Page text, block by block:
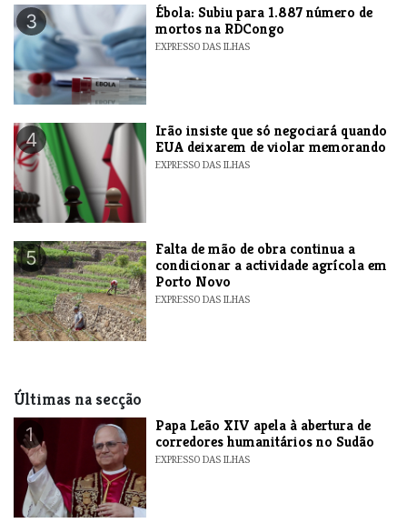
3
​Ébola: Subiu para 1.887 número de
mortos na RDCongo
EXPRESSO DAS ILHAS
4
​Irão insiste que só negociará quando
EUA deixarem de violar memorando
EXPRESSO DAS ILHAS
5
Falta de mão de obra continua a
condicionar a actividade agrícola em
Porto Novo
EXPRESSO DAS ILHAS
Últimas na secção
1
​Papa Leão XIV apela à abertura de
corredores humanitários no Sudão
EXPRESSO DAS ILHAS